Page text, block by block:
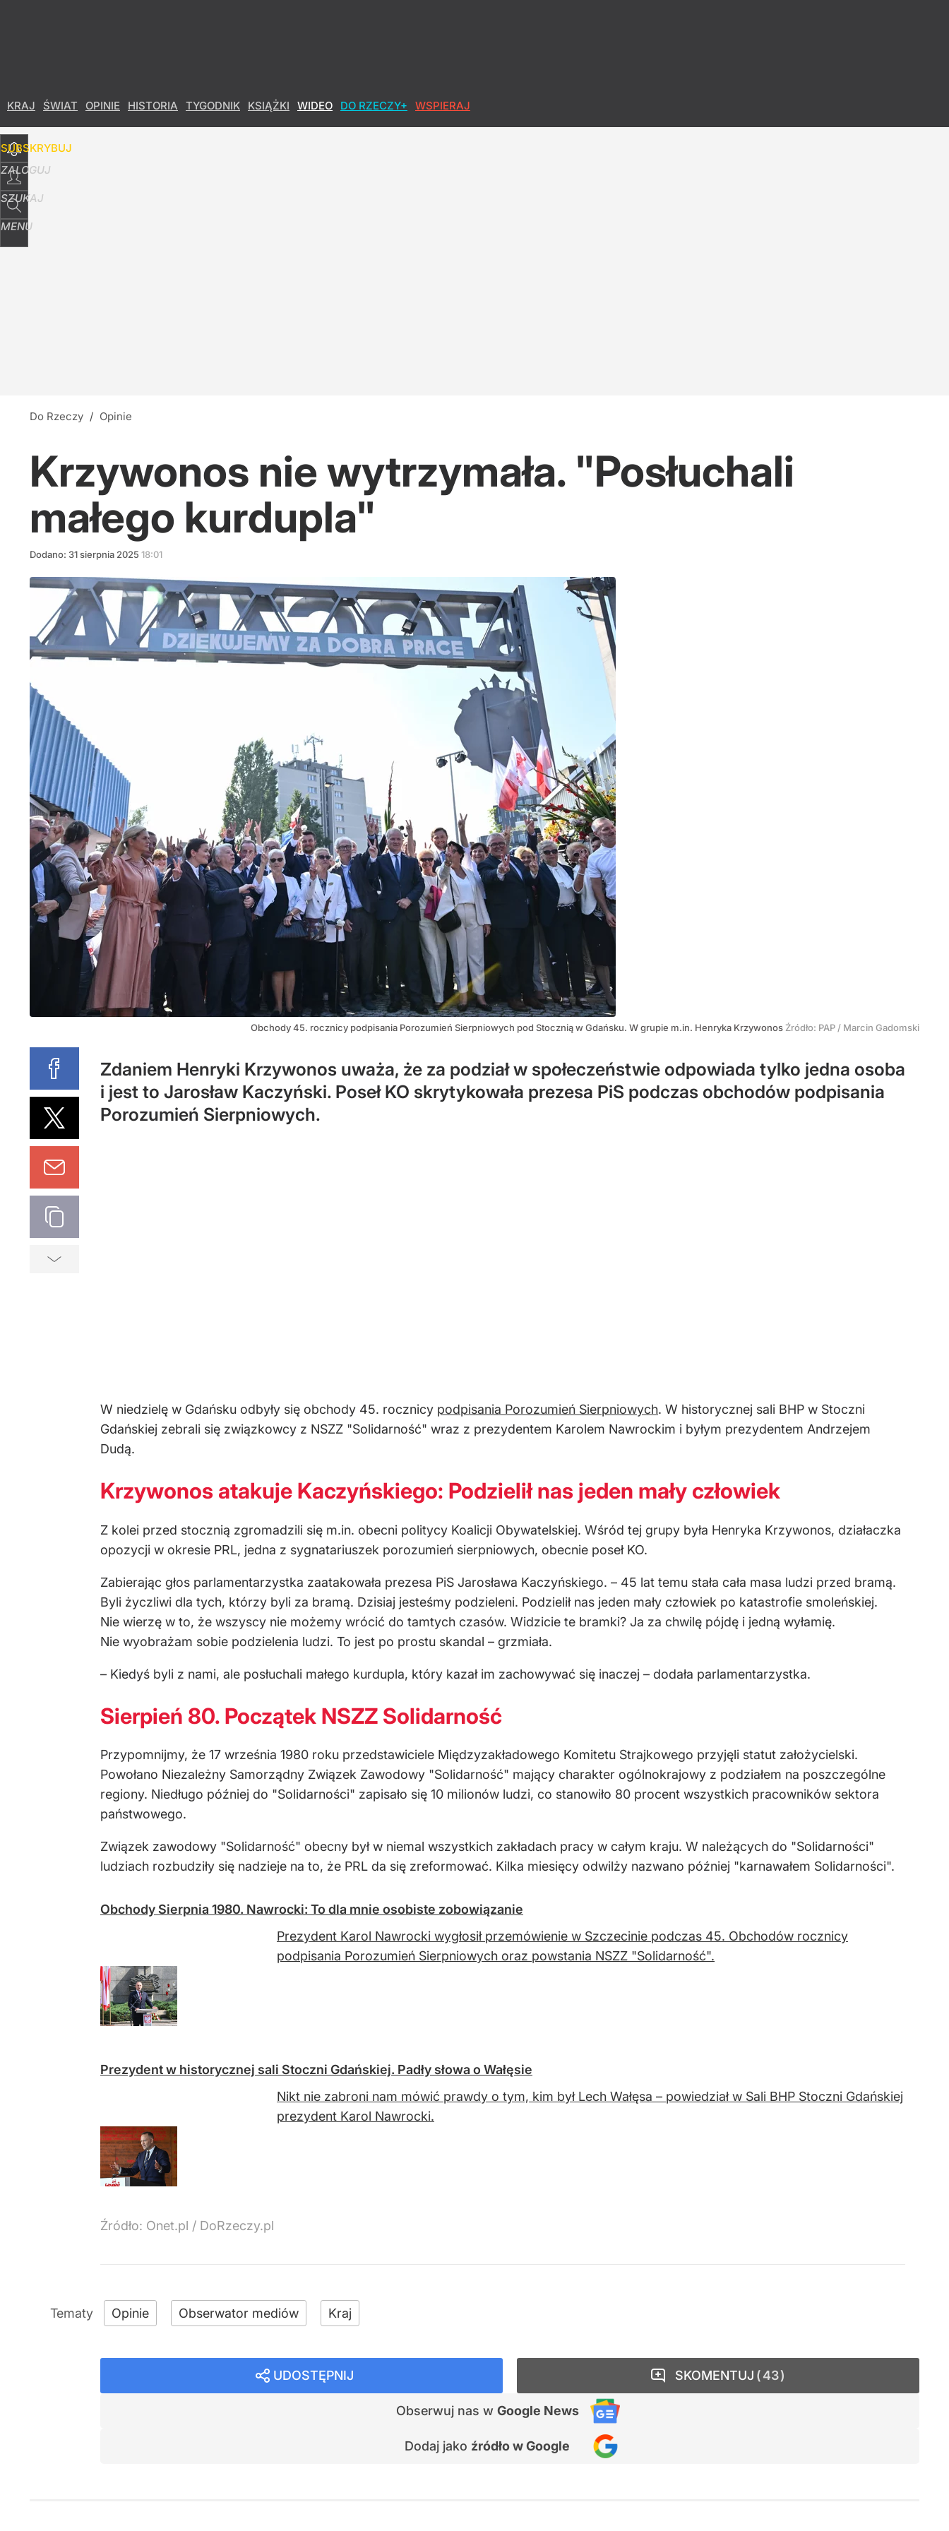
KRAJ ŚWIAT OPINIE HISTORIA TYGODNIK KSIĄŻKI WIDEO DO RZECZY+ WSPIERAJ
SUBSKRYBUJ
ZALOGUJ
SZUKAJ
MENU
Do Rzeczy / Opinie
Krzywonos nie wytrzymała. "Posłuchali
małego kurdupla"
Dodano: 31sierpnia 2025 18:01
Obchody 45. rocznicy podpisania Porozumień Sierpniowych pod Stocznią w Gdańsku. W grupie m.in. Henryka Krzywonos Źródło: PAP / Marcin Gadomski
Zdaniem Henryki Krzywonos uważa, że za podział w społeczeństwie odpowiada tylko jedna osoba
i jest to Jarosław Kaczyński. Poseł KO skrytykowała prezesa PiS podczas obchodów podpisania
Porozumień Sierpniowych.
W niedzielę w Gdańsku odbyły się obchody 45. rocznicy podpisania Porozumień Sierpniowych. W historycznej sali BHP w Stoczni
Gdańskiej zebrali się związkowcy z NSZZ "Solidarność" wraz z prezydentem Karolem Nawrockim i byłym prezydentem Andrzejem
Dudą.
Krzywonos atakuje Kaczyńskiego: Podzielił nas jeden mały człowiek
Z kolei przed stocznią zgromadzili się m.in. obecni politycy Koalicji Obywatelskiej. Wśród tej grupy była Henryka Krzywonos, działaczka
opozycji w okresie PRL, jedna z sygnatariuszek porozumień sierpniowych, obecnie poseł KO.
Zabierając głos parlamentarzystka zaatakowała prezesa PiS Jarosława Kaczyńskiego. – 45 lat temu stała cała masa ludzi przed bramą.
Byli życzliwi dla tych, którzy byli za bramą. Dzisiaj jesteśmy podzieleni. Podzielił nas jeden mały człowiek po katastrofie smoleńskiej.
Nie wierzę w to, że wszyscy nie możemy wrócić do tamtych czasów. Widzicie te bramki? Ja za chwilę pójdę i jedną wyłamię.
Nie wyobrażam sobie podzielenia ludzi. To jest po prostu skandal – grzmiała.
– Kiedyś byli z nami, ale posłuchali małego kurdupla, który kazał im zachowywać się inaczej – dodała parlamentarzystka.
Sierpień 80. Początek NSZZ Solidarność
Przypomnijmy, że 17 września 1980 roku przedstawiciele Międzyzakładowego Komitetu Strajkowego przyjęli statut założycielski.
Powołano Niezależny Samorządny Związek Zawodowy "Solidarność" mający charakter ogólnokrajowy z podziałem na poszczególne
regiony. Niedługo później do "Solidarności" zapisało się 10 milionów ludzi, co stanowiło 80 procent wszystkich pracowników sektora
państwowego.
Związek zawodowy "Solidarność" obecny był w niemal wszystkich zakładach pracy w całym kraju. W należących do "Solidarności"
ludziach rozbudziły się nadzieje na to, że PRL da się zreformować. Kilka miesięcy odwilży nazwano później "karnawałem Solidarności".
Obchody Sierpnia 1980. Nawrocki: To dla mnie osobiste zobowiązanie
Prezydent Karol Nawrocki wygłosił przemówienie w Szczecinie podczas 45. Obchodów rocznicy
podpisania Porozumień Sierpniowych oraz powstania NSZZ "Solidarność".
Prezydent w historycznej sali Stoczni Gdańskiej. Padły słowa o Wałęsie
Nikt nie zabroni nam mówić prawdy o tym, kim był Lech Wałęsa – powiedział w Sali BHP Stoczni Gdańskiej
prezydent Karol Nawrocki.
Źródło: Onet.pl / DoRzeczy.pl
Opinie Obserwator mediów Kraj
UDOSTĘPNIJ
Obserwuj nas w Google News
Dodaj jako źródło w Google
SKOMENTUJ 43